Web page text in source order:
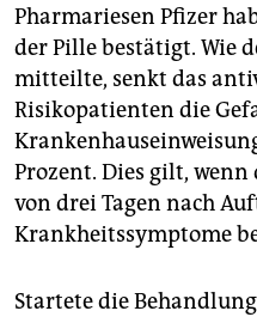
Pharmariesen Pfizer
der Pille bestätigt. Wie
mitteilte, senkt das
Risikopatienten die
Prozent. Dies gilt,
von drei Tagen nach
Krankheitssymptome
Startete die